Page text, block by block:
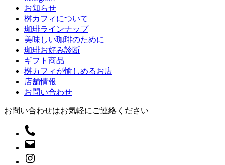
お知らせ
桝カフィについて
珈琲ラインナップ
美味しい珈琲のために
珈琲お好み診断
ギフト商品
桝カフィが愉しめるお店
店舗情報
お問い合わせ
お問い合わせはお気軽にご連絡ください